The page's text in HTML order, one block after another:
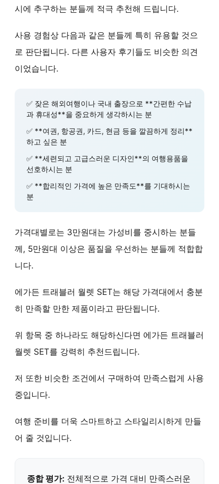
시에 추구하는 분들께 적극 추천해 드립니다.
사용 경험상 다음과 같은 분들께 특히 유용할 것으
로 판단됩니다. 다른 사용자 후기들도 비슷한 의견
이었습니다.
✅ 잦은 해외여행이나 국내 출장으로 **간편한 수납
과 휴대성**을 중요하게 생각하시는 분
✅ **여권, 항공권, 카드, 현금 등을 깔끔하게 정리**
하고 싶은 분
✅ **세련되고 고급스러운 디자인**의 여행용품을
선호하시는 분
✅ **합리적인 가격에 높은 만족도**를 기대하시는
분
가격대별로는 3만원대는 가성비를 중시하는 분들
께, 5만원대 이상은 품질을 우선하는 분들께 적합합
니다.
에가든 트래블러 월렛 SET는 해당 가격대에서 충분
히 만족할 만한 제품이라고 판단됩니다.
위 항목 중 하나라도 해당하신다면 에가든 트래블러
월렛 SET를 강력히 추천드립니다.
저 또한 비슷한 조건에서 구매하여 만족스럽게 사용
중입니다.
여행 준비를 더욱 스마트하고 스타일리시하게 만들
어 줄 것입니다.
종합 평가: 전체적으로 가격 대비 만족스러운